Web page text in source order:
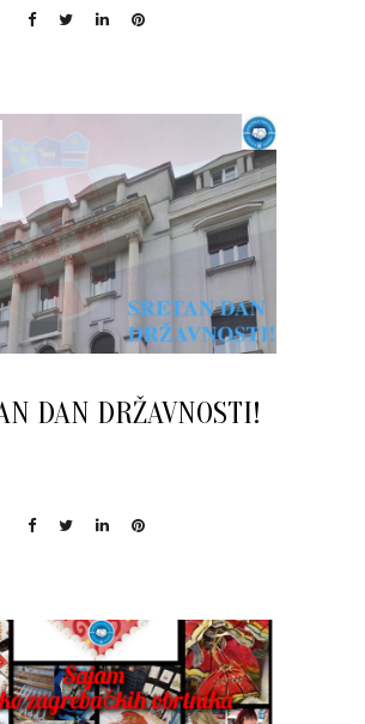
DAN DRŽAVNOSTI!